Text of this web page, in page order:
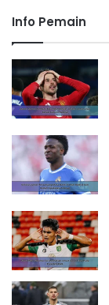
Info Pemain